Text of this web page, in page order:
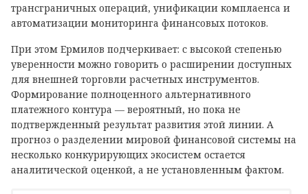
трансграничных операций, унификации комплаенса и
автоматизации мониторинга финансовых потоков.
При этом Ермилов подчеркивает: с высокой степенью
уверенности можно говорить о расширении доступных
для внешней торговли расчетных инструментов.
Формирование полноценного альтернативного
платежного контура — вероятный, но пока не
подтвержденный результат развития этой линии. А
прогноз о разделении мировой финансовой системы на
несколько конкурирующих экосистем остается
аналитической оценкой, а не установленным фактом.